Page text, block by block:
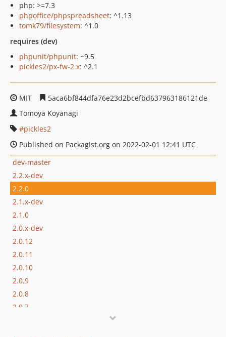
php: >=7.3
phpoffice/phpspreadsheet: ^1.13
tomk79/filesystem: ^1.0
requires (dev)
phpunit/phpunit: ~9.5
pickles2/px-fw-2.x: ^2.1
MIT
5aca6bf844dfa76e23d2bcefbd637963186121de
Tomoya Koyanagi
pickles2
Published on Packagist.org on 2022-02-01 12:41 UTC
dev-master
2.2.x-dev
2.2.0
2.1.x-dev
2.1.0
2.0.x-dev
2.0.12
2.0.11
2.0.10
2.0.9
2.0.8
2.0.7